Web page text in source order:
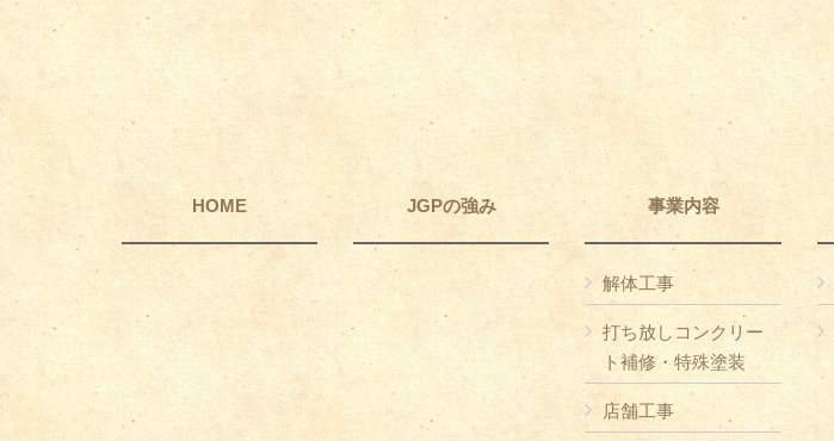
HOME JGPの強み 事業内容
解体工事
打ち放しコンクリー
ト補修・特殊塗装
店舗工事